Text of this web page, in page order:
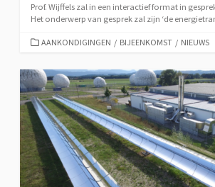
Prof. Wijffels zal in een interactief format in
Het onderwerp van gesprek zal zijn ‘de
CATEGORIEËN
AANKONDIGINGEN / BIJEENKOMST / NIEUWS